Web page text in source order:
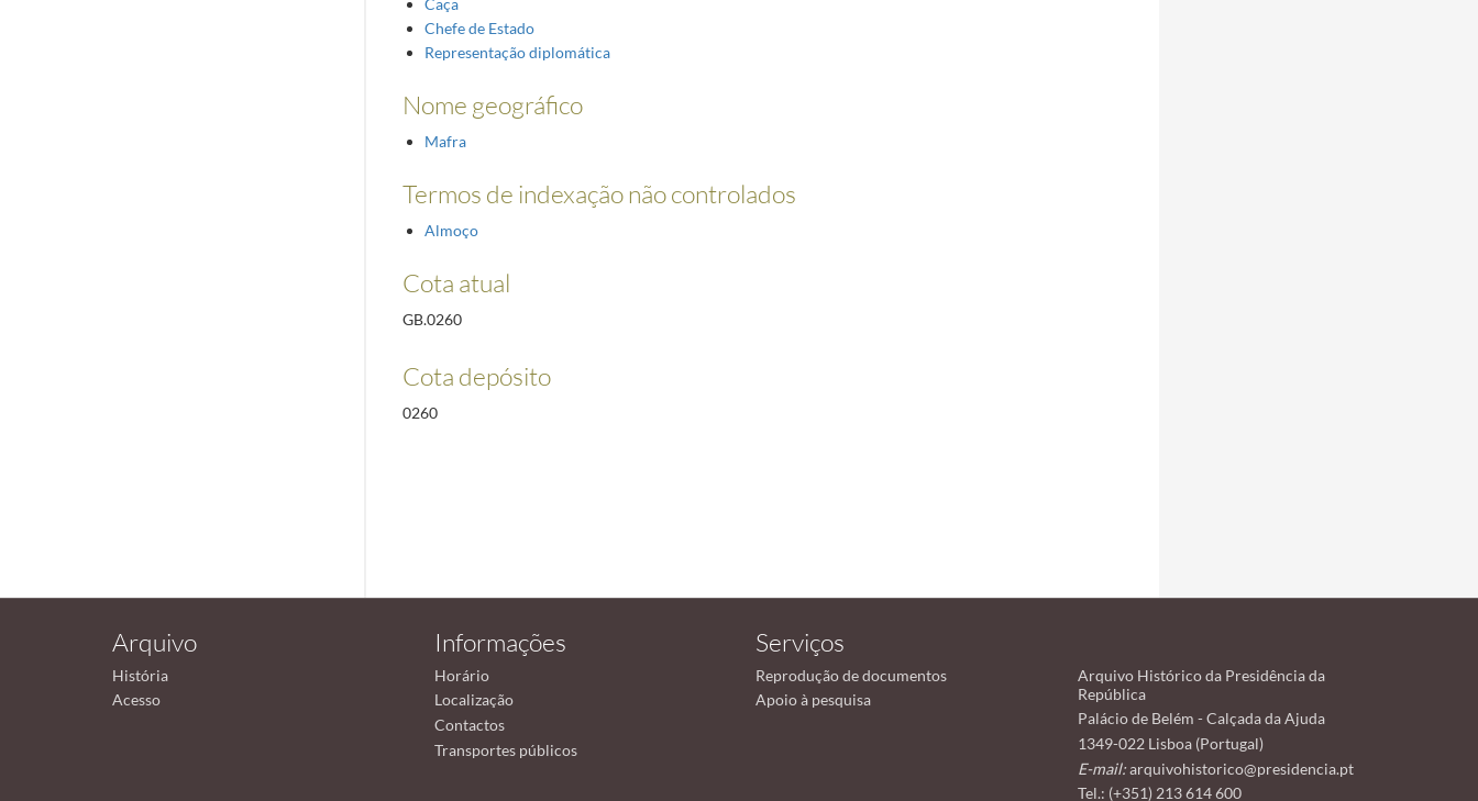
Caça
Chefe de Estado
Representação diplomática
Nome geográfico
Mafra
Termos de indexação não controlados
Almoço
Cota atual
GB.0260
Cota depósito
0260
Arquivo
História
Acesso
Informações
Horário
Localização
Contactos
Transportes públicos
Serviços
Reprodução de documentos
Apoio à pesquisa
Arquivo Histórico da Presidência da
República
Palácio de Belém - Calçada da Ajuda
1349-022 Lisboa (Portugal)
E-mail: arquivohistorico@presidencia.pt
Tel.: (+351) 213 614 600